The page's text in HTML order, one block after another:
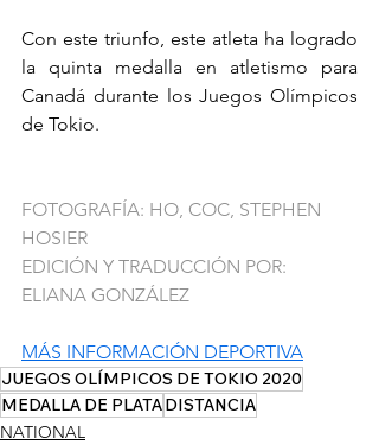
Con este triunfo, este atleta ha logrado
la quinta medalla en atletismo para
Canadá durante los Juegos Olímpicos
de Tokio.
FOTOGRAFÍA: HO, COC, STEPHEN
HOSIER
EDICIÓN Y TRADUCCIÓN POR:
ELIANA GONZÁLEZ
MÁS INFORMACIÓN DEPORTIVA
JUEGOS OLÍMPICOS DE TOKIO 2020
MEDALLA DE PLATADISTANCIA
NATIONAL